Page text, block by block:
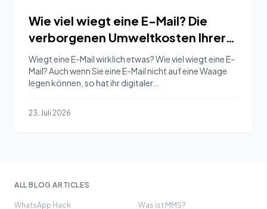
Wie viel wiegt eine E-Mail? Die
verborgenen Umweltkosten Ihrer
digitalen Kommunikation
aufdecken
Wiegt eine E-Mail wirklich etwas? Wie viel wiegt eine E-
Mail? Auch wenn Sie eine E-Mail nicht auf eine Waage
legen können, so hat ihr digitaler…
23. Juli 2026
ALL BLOG ARTICLES
WhatsApp Hack Was ist MMS?